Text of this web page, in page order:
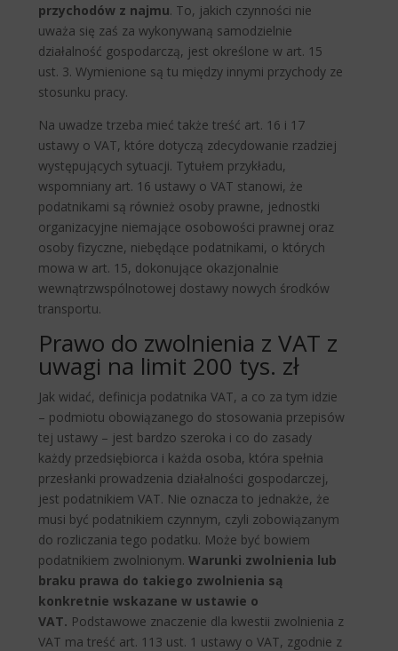
przychodów z najmu. To, jakich czynności nie
uważa się zaś za wykonywaną samodzielnie
działalność gospodarczą, jest określone w art. 15
ust. 3. Wymienione są tu między innymi przychody ze
stosunku pracy.
Na uwadze trzeba mieć także treść art. 16 i 17
ustawy o VAT, które dotyczą zdecydowanie rzadziej
występujących sytuacji. Tytułem przykładu,
wspomniany art. 16 ustawy o VAT stanowi, że
podatnikami są również osoby prawne, jednostki
organizacyjne niemające osobowości prawnej oraz
osoby fizyczne, niebędące podatnikami, o których
mowa w art. 15, dokonujące okazjonalnie
wewnątrzwspólnotowej dostawy nowych środków
transportu.
Prawo do zwolnienia z VAT z
uwagi na limit 200 tys. zł
Jak widać, definicja podatnika VAT, a co za tym idzie
– podmiotu obowiązanego do stosowania przepisów
tej ustawy – jest bardzo szeroka i co do zasady
każdy przedsiębiorca i każda osoba, która spełnia
przesłanki prowadzenia działalności gospodarczej,
jest podatnikiem VAT. Nie oznacza to jednakże, że
musi być podatnikiem czynnym, czyli zobowiązanym
do rozliczania tego podatku. Może być bowiem
podatnikiem zwolnionym.Warunki zwolnienia lub
braku prawa do takiego zwolnienia są
konkretnie wskazane w ustawie o
VAT. Podstawowe znaczenie dla kwestii zwolnienia z
VAT ma treść art. 113 ust. 1 ustawy o VAT, zgodnie z